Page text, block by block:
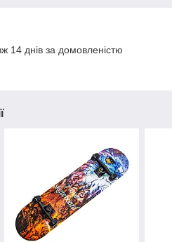
14 днів за домовленістю